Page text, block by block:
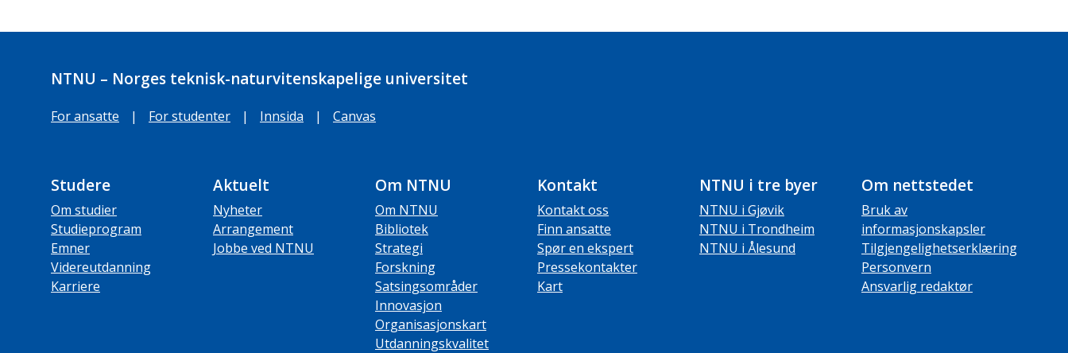
NTNU – Norges teknisk-naturvitenskapelige universitet
For ansatte | For studenter | Innsida | Canvas
Studere
Om studier
Studieprogram
Emner
Videreutdanning
Karriere
Aktuelt
Nyheter
Arrangement
Jobbe ved NTNU
Om NTNU
Om NTNU
Bibliotek
Strategi
Forskning
Satsingsområder
Innovasjon
Organisasjonskart
Utdanningskvalitet
Kontakt
Kontakt oss
Finn ansatte
Spør en ekspert
Pressekontakter
Kart
NTNU i tre byer
NTNU i Gjøvik
NTNU i Trondheim
NTNU i Ålesund
Om nettstedet
Bruk av
informasjonskapsler
Tilgjengelighetserklæring
Personvern
Ansvarlig redaktør